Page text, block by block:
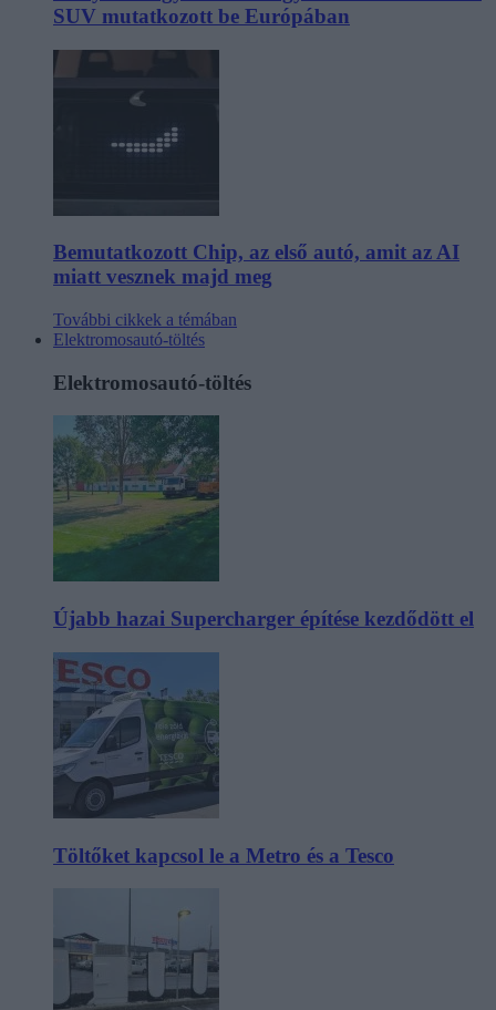
SUV mutatkozott be Európában
Bemutatkozott Chip, az első autó, amit az AI
miatt vesznek majd meg
További cikkek a témában
Elektromosautó-töltés
Elektromosautó-töltés
Újabb hazai Supercharger építése kezdődött el
Töltőket kapcsol le a Metro és a Tesco